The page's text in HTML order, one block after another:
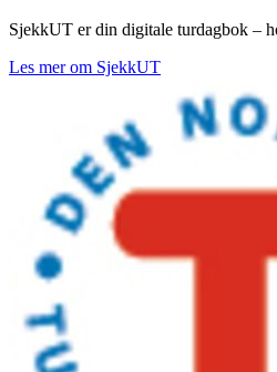
SjekkUT er din digitale turdagbok –
Les mer om SjekkUT